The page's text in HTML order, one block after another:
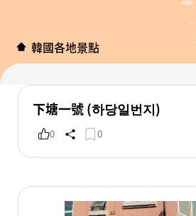
韓國各地景點
下塘一號 (하당일번지)
0 0